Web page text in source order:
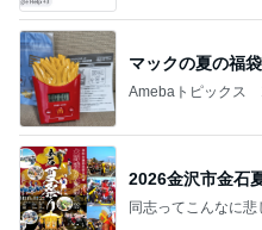
マックの夏の福
Amebaトピックス
2026金沢市金石
同志ってこんなに悲